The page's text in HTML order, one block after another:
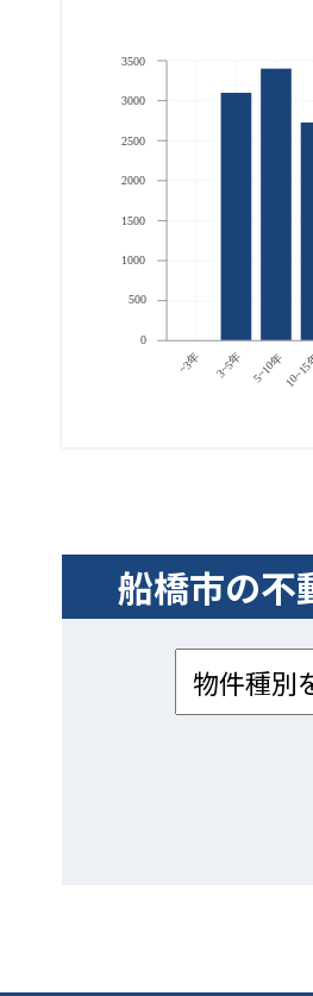
船橋市の戸建て1m 2あたりの
す。 過去のm 単価の推移が
船橋市の土地1m2あたりの単
単価の推移が、上
船橋市の不